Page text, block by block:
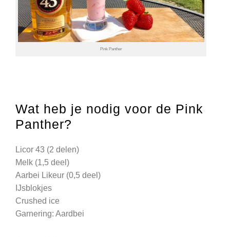
Pink Panther
Wat heb je nodig voor de Pink
Panther?
Licor 43 (2 delen)
Melk (1,5 deel)
Aarbei Likeur (0,5 deel)
IJsblokjes
Crushed ice
Garnering: Aardbei